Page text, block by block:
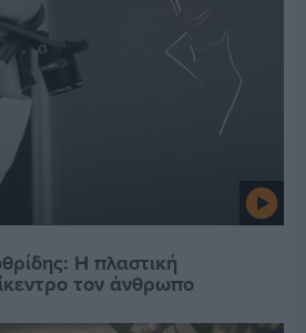
Η πλαστική
τον άνθρωπο